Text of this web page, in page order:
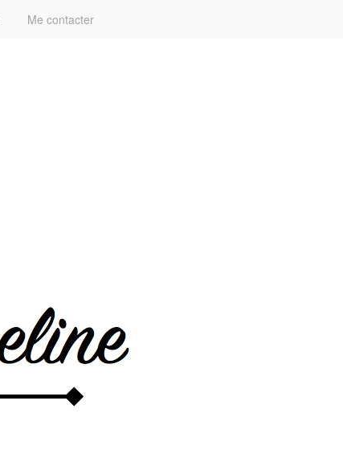
Me contacter